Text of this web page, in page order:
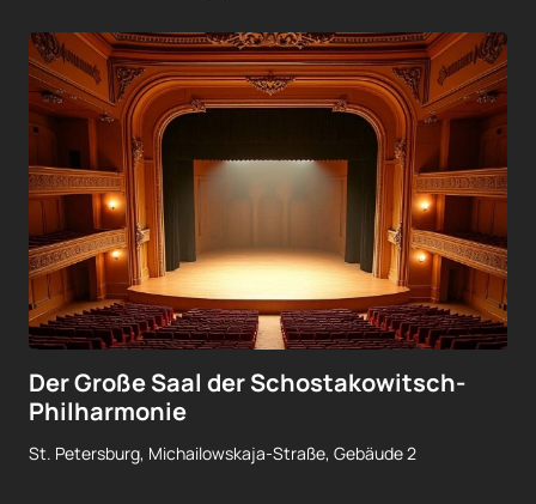
Der Große Saal der Schostakowitsch-
Philharmonie
St. Petersburg, Michailowskaja-Straße, Gebäude 2